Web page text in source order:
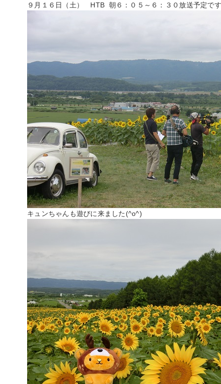
９月１６日（土） HTB 朝６：０５～６：３０放送予定で
キュンちゃんも遊びに来ました(^o^)